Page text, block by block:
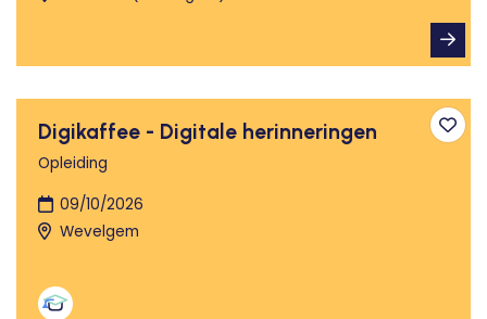
Digikaffee - Digitale herinneringen
Opleiding
09/10/2026
Wevelgem